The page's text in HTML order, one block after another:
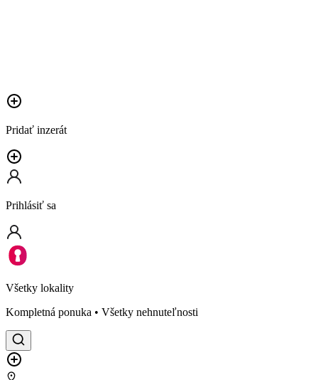
Pridať inzerát
Prihlásiť sa
Všetky lokality
Kompletná ponuka • Všetky nehnuteľnosti